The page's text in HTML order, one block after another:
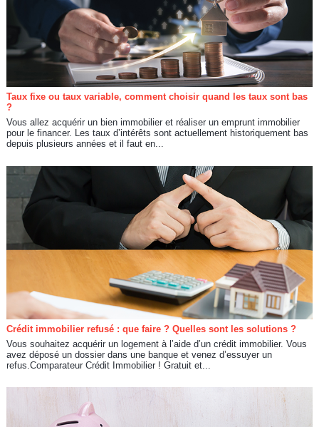
Taux fixe ou taux variable, comment choisir quand les taux sont bas
?
Vous allez acquérir un bien immobilier et réaliser un emprunt immobilier
pour le financer. Les taux d’intérêts sont actuellement historiquement bas
depuis plusieurs années et il faut en...
Crédit immobilier refusé : que faire ? Quelles sont les solutions ?
Vous souhaitez acquérir un logement à l’aide d’un crédit immobilier. Vous
avez déposé un dossier dans une banque et venez d’essuyer un
refus.Comparateur Crédit Immobilier ! Gratuit et...